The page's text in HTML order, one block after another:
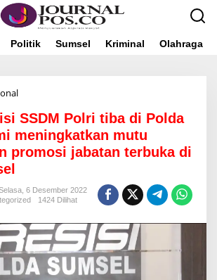
Politik Sumsel Kriminal Olahraga
M
S
u
p
v
i
i
S
S
D
SSDM Polri tiba di Polda
meningkatkan mutu
promosi jabatan terbuka di
6 Desember 2022
1424 Dilihat